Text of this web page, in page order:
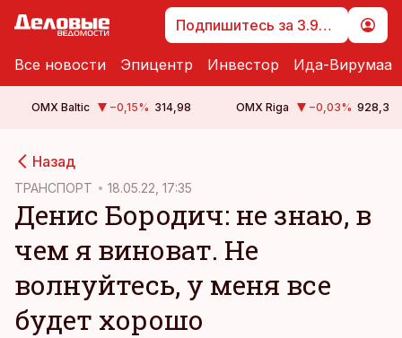
Подпишитесь за 3.99 €
Все новости Эпицентр Инвестор Ида-Вирумаа
OMX Baltic −0,15% 314,98 OMX Riga −0,03% 928,3
Назад
ТРАНСПОРТ 18.05.22, 17:35
Денис Бородич: не знаю, в
чем я виноват. Не
волнуйтесь, у меня все
будет хорошо